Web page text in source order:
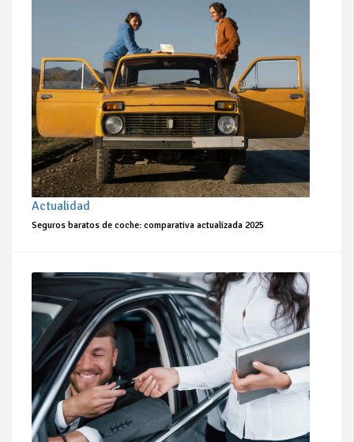
Actualidad
Seguros baratos de coche: comparativa actualizada 2025